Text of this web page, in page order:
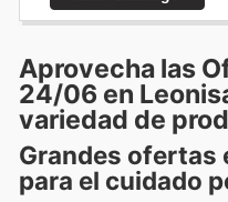
Aprovecha las
24/06 en
variedad de
Grandes ofertas
para el cuidado